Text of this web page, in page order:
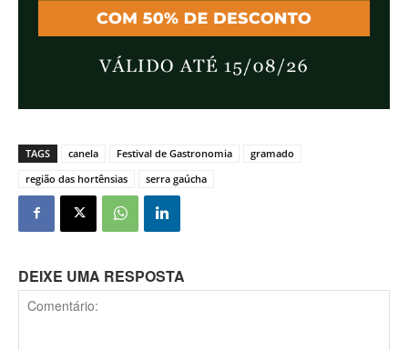
TAGS canela Festival de Gastronomia
gramado
região das hortênsias
serra gaúcha
DEIXE UMA RESPOSTA